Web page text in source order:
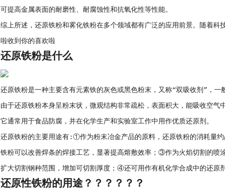
可提高金属表面的耐磨性、耐腐蚀性和抗氧化性等性能。
综上所述，还原铁粉和雾化铁粉在多个领域都有广泛的应用前景。随着
啦收到你的喜欢啦
还原铁粉是什么
还原铁粉是一种主要含有元素铁的灰色或黑色粉末，又称“双吸收剂”，一
由于还原铁粉本身呈粉末状，微观结构非常疏松，表面积大，能吸收空气
它通常用于食品防腐，并在化学生产和实验室工作中用作优质还原剂。
还原铁粉的主要用途有:①作为粉末冶金产品的原料，还原铁粉的消耗量
铁粉可以改善焊条的焊接工艺，显著提高熔敷效率；③作为火焰切割的喷
扩大切割钢种范围，增加可切割厚度；④还可用作有机化学合成中的还原
还原性铁粉的用途？？？？？？